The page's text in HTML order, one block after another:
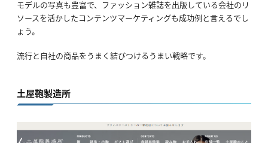
モデルの写真も豊富で、ファッション雑誌を出版している会社のリ
ソースを活かしたコンテンツマーケティングも成功例と言えるでし
ょう。
流行と自社の商品をうまく結びつけるうまい戦略です。
土屋鞄製造所